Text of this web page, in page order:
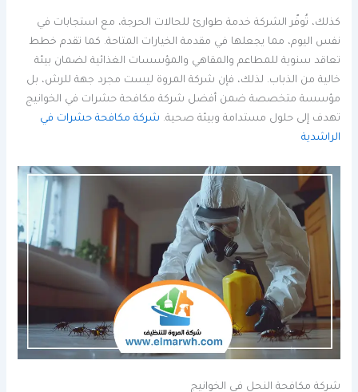
كذلك، تُوفّر الشركة خدمة طوارئ للحالات الحرجة، مع استجابات في
نفس اليوم، مما يجعلها في مقدمة الخيارات المتاحة. كما تقدم خطط
تعاقد سنوية للمطاعم والمقاهي والمؤسسات الغذائية لضمان بيئة
خالية من الذباب. لذلك، فإن شركة المروة ليست مجرد جهة للرش، بل
مؤسسة متخصصة ضمن أفضل شركة مكافحة حشرات في الخوانيج
تهدف إلى حلول مستدامة وبيئة صحية. شركة مكافحة حشرات في
الراشدية
شركة مكافحة النحل في الخوانيج